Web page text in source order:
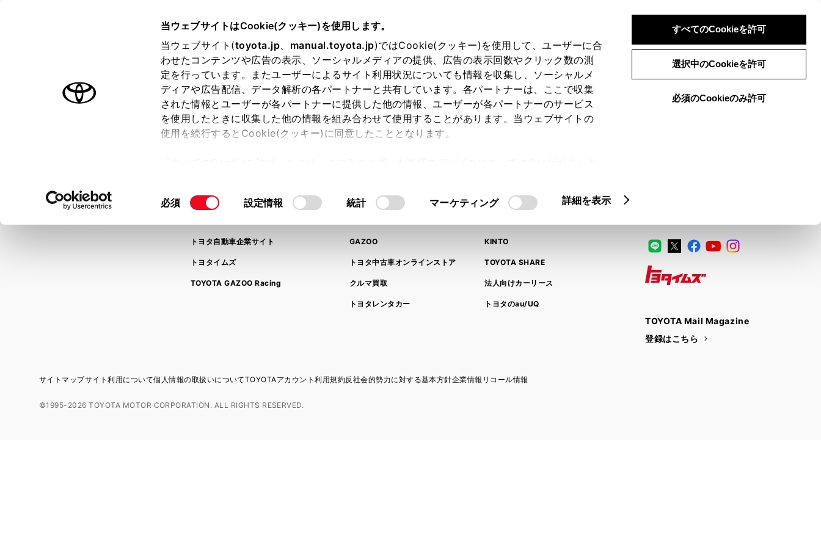
当ウェブサイトはCookie(クッキー)を使用します。
当ウェブサイト(toyota.jp、 manual.toyota.jp)ではCookie(クッキー)を使用して、ユーザーに合
わせたコンテンツや広告の表示、ソーシャルメディアの提供、広告の表示回数やクリック数の測
定を行っています。またユーザーによるサイト利用状況についても情報を収集し、ソーシャルメ
ディアや広告配信、データ解析の各パートナーと共有しています。各パートナーは、ここで収集
された情報とユーザーが各パートナーに提供した他の情報、ユーザーが各パートナーのサービス
を使用したときに収集した他の情報を組み合わせて使用することがあります。当ウェブサイトの
使用を続行するとCookie(クッキー)に同意したこととなります。
て」をご覧ください。
同
必須 設定情報 統計 マーケティング 詳細を表示
すべてのCookieを許可
選択中のCookieを許可
必須のCookieのみ許可
ログイン 検索 メニュー
オーナーサポート トピックス
データの取得に失敗しました。
トヨタ自動車企業サイト
トヨタイムズ
TOYOTA GAZOO Racing
GAZOO
トヨタ中古車オンラインストア
クルマ買取
トヨタレンタカー
KINTO
TOYOTA SHARE
法人向けカーリース
トヨタのau/UQ
LINE
X FacebookYouTube
TOYOTA Mail Magazine
登録はこちら
サイトマップサイト利用について個人情報の取扱いについてTOYOTAアカウント利用規約反社会的勢力に対する基本方針企業情報 リコール情報
©1995-2026 TOYOTA MOTOR CORPORATION. ALL RIGHTS RESERVED.